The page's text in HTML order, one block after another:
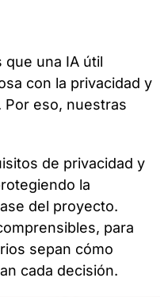
que una IA útil
con la privacidad y
eso, nuestras
de privacidad y
la
del proyecto.
para
sepan cómo
cada decisión.